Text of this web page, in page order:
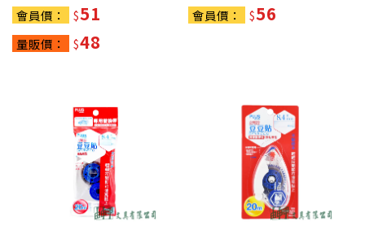
會員價：
$51
量販價： $48
會員價：
$56